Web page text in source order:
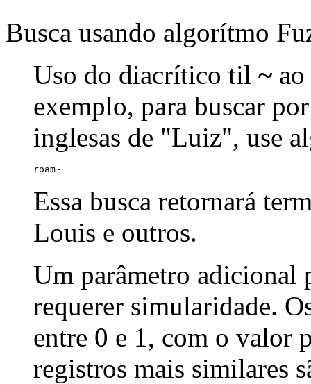
Busca usando algorítmo
Uso do diacrítico til ~
exemplo, para buscar
inglesas de "Luiz", use
roam~
Essa busca retornará
Louis e outros.
Um parâmetro adicional
requerer simularidade.
entre 0 e 1, com o valor
registros mais similares